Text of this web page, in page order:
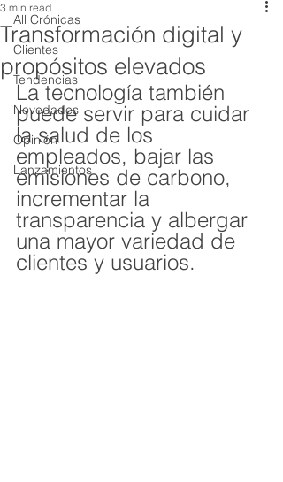
All Crónicas
Clientes
Tendencias
Novedades
Opinión
Lanzamientos
Transformación digital y
propósitos elevados
3 min read
La tecnología también
puede servir para cuidar
la salud de los
empleados, bajar las
emisiones de carbono,
incrementar la
transparencia y albergar
una mayor variedad de
clientes y usuarios.